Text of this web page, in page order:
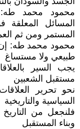
محمود محمد طه:
المسائل
المستمر ومن ثم
محمود محمد طه: إن
طبيعي ولا مستساغ
يجب السير
مستقبل الشعبين
نحو تحرير
السياسية والتاريخية
فلنجعل من التاريخ
وبناء المستقبل